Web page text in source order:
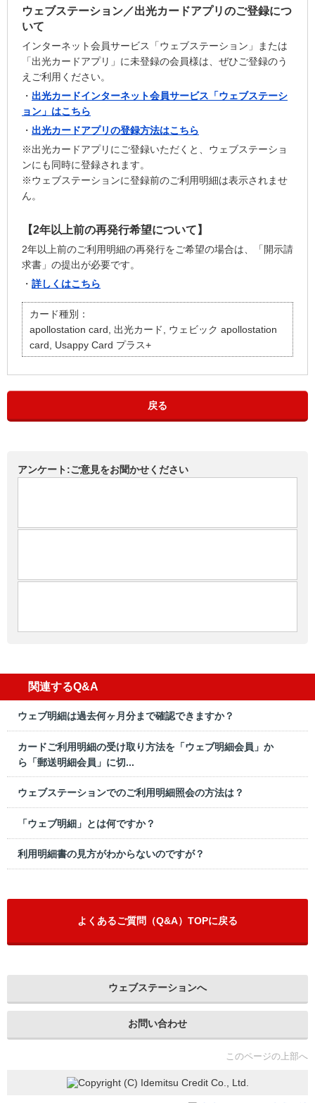
ウェブステーション／出光カードアプリのご登録につ
いて
インターネット会員サービス「ウェブステーション」または
「出光カードアプリ」に未登録の会員様は、ぜひご登録のう
えご利用ください。
・ 出光カードインターネット会員サービス「ウェブステーシ
ョン」はこちら
・ 出光カードアプリの登録方法はこちら
※出光カードアプリにご登録いただくと、ウェブステーショ
ンにも同時に登録されます。
※ウェブステーションに登録前のご利用明細は表示されませ
ん。
【2年以上前の再発行希望について】
2年以上前のご利用明細の再発行をご希望の場合は、「開示請
求書」の提出が必要です。
・ 詳しくはこちら
カード種別：
apollostation card, 出光カード, ウェビック apollostation
card, Usappy Card プラス+
戻る
アンケート:ご意見をお聞かせください
関連するQ&A
ウェブ明細は過去何ヶ月分まで確認できますか？
カードご利用明細の受け取り方法を「ウェブ明細会員」か
ら「郵送明細会員」に切...
ウェブステーションでのご利用明細照会の方法は？
「ウェブ明細」とは何ですか？
利用明細書の見方がわからないのですが？
よくあるご質問（Q&A）TOPに戻る
ウェブステーションへ
お問い合わせ
このページの上部へ